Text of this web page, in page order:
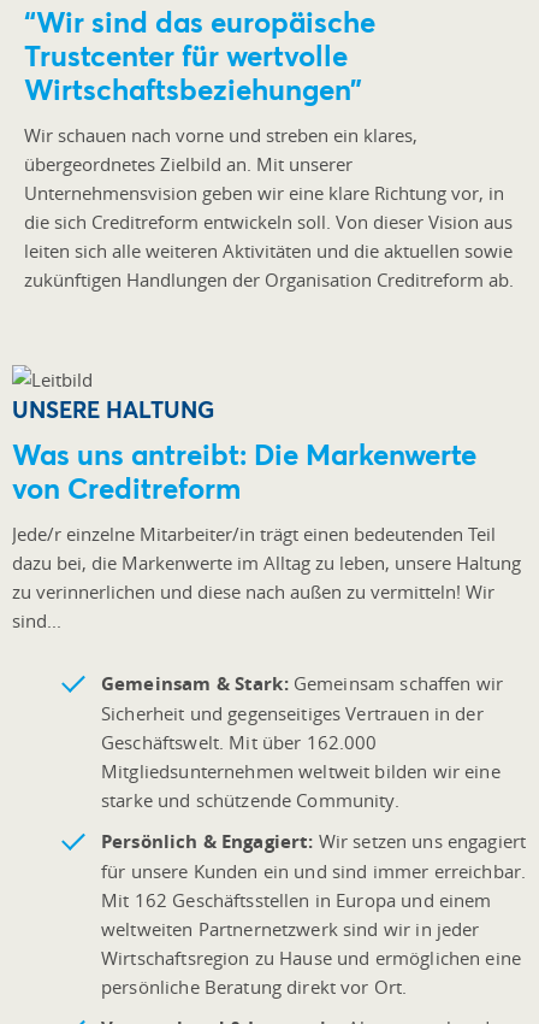
“Wir sind das europäische
Trustcenter für wertvolle
Wirtschaftsbeziehungen”
Wir schauen nach vorne und streben ein klares,
übergeordnetes Zielbild an. Mit unserer
Unternehmensvision geben wir eine klare Richtung vor, in
die sich Creditreform entwickeln soll. Von dieser Vision aus
leiten sich alle weiteren Aktivitäten und die aktuellen sowie
zukünftigen Handlungen der Organisation Creditreform ab.
UNSERE HALTUNG
Was uns antreibt: Die Markenwerte
von Creditreform
Jede/r einzelne Mitarbeiter/in trägt einen bedeutenden Teil
dazu bei, die Markenwerte im Alltag zu leben, unsere Haltung
zu verinnerlichen und diese nach außen zu vermitteln! Wir
sind...
Gemeinsam & Stark:Gemeinsam schaffen wir
Sicherheit und gegenseitiges Vertrauen in der
Geschäftswelt. Mit über 162.000
Mitgliedsunternehmen weltweit bilden wir eine
starke und schützende Community.
Persönlich & Engagiert: Wir setzen uns engagiert
für unsere Kunden ein und sind immer erreichbar.
Mit 162 Geschäftsstellen in Europa und einem
weltweiten Partnernetzwerk sind wir in jeder
Wirtschaftsregion zu Hause und ermöglichen eine
persönliche Beratung direkt vor Ort.